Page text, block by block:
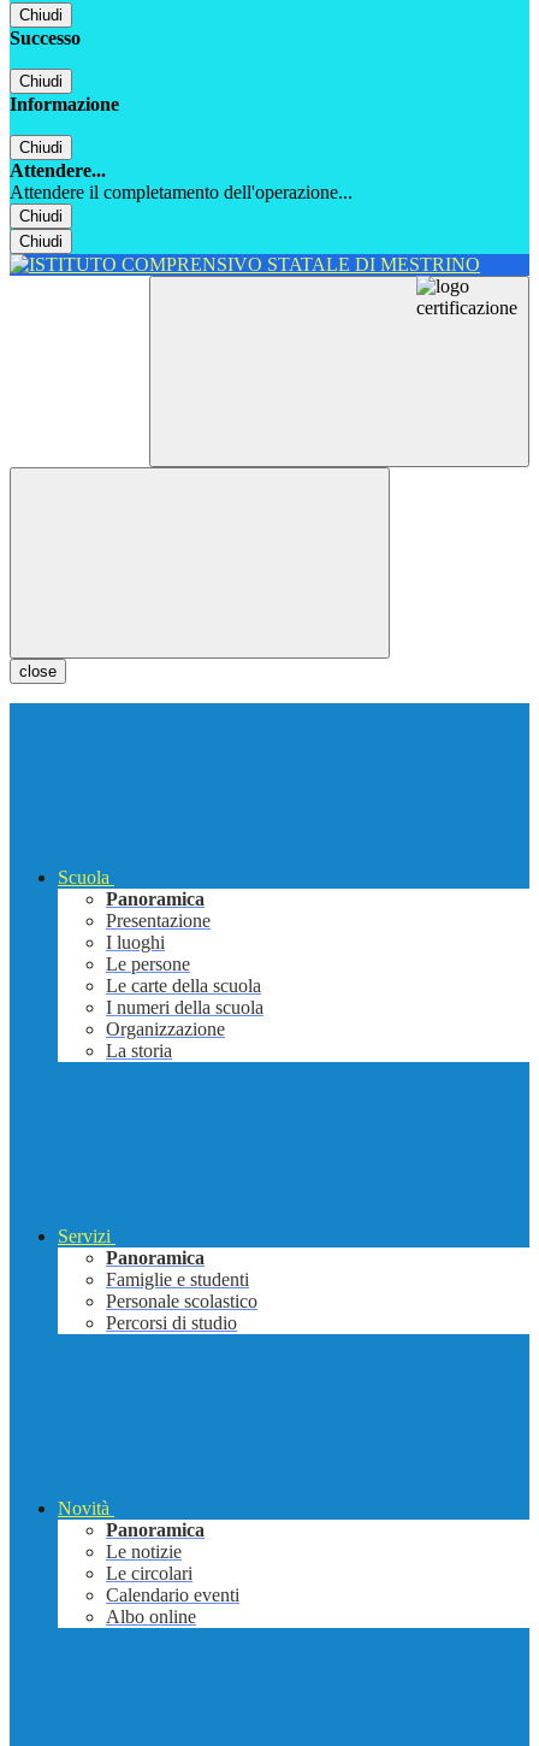
Chiudi
Successo
Chiudi
Informazione
Chiudi
Attendere...
Attendere il completamento dell'operazione...
Chiudi
Chiudi
close
Scuola
Panoramica
Presentazione
I luoghi
Le persone
Le carte della scuola
I numeri della scuola
Organizzazione
La storia
Servizi
Panoramica
Famiglie e studenti
Personale scolastico
Percorsi di studio
Novità
Panoramica
Le notizie
Le circolari
Calendario eventi
Albo online